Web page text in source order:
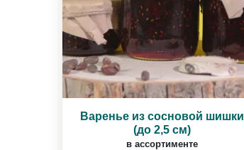
Варенье из сосновой шишки
(до 2,5 см)
в ассортименте